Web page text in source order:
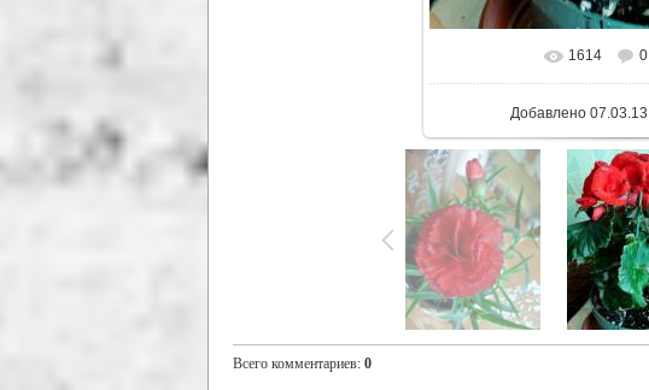
В реальном размере
1614 0
Добавлено 07.03.13
Всего комментариев: 0